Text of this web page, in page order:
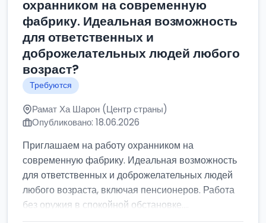
охранником на современную
фабрику. Идеальная возможность
для ответственных и
доброжелательных людей любого
возраст?
Требуются
Рамат Ха Шарон (Центр страны)
Опубликовано: 18.06.2026
Приглашаем на работу охранником на
современную фабрику. Идеальная возможность
для ответственных и доброжелательных людей
любого возраста, включая пенсионеров. Работа
без оружия в спокойной обстановке....